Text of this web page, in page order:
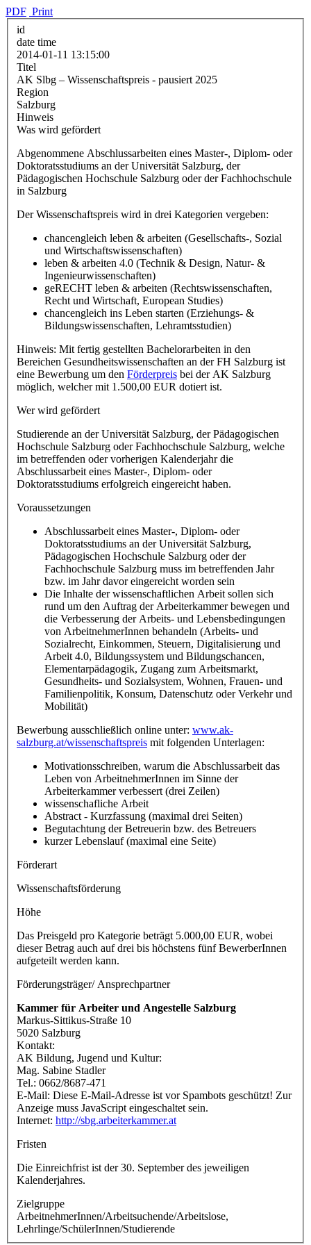
PDF Print
id
date time
2014-01-11 13:15:00
Titel
AK Slbg – Wissenschaftspreis - pausiert 2025
Region
Salzburg
Hinweis
Was wird gefördert
Abgenommene Abschlussarbeiten eines Master-, Diplom- oder
Doktoratsstudiums an der Universität Salzburg, der
Pädagogischen Hochschule Salzburg oder der Fachhochschule
in Salzburg
Der Wissenschaftspreis wird in drei Kategorien vergeben:
chancengleich leben & arbeiten (Gesellschafts-, Sozial
und Wirtschaftswissenschaften)
leben & arbeiten 4.0 (Technik & Design, Natur- &
Ingenieurwissenschaften)
geRECHT leben & arbeiten (Rechtswissenschaften,
Recht und Wirtschaft, European Studies)
chancengleich ins Leben starten (Erziehungs- &
Bildungswissenschaften, Lehramtsstudien)
Hinweis: Mit fertig gestellten Bachelorarbeiten in den
Bereichen Gesundheitswissenschaften an der FH Salzburg ist
eine Bewerbung um den Förderpreis bei der AK Salzburg
möglich, welcher mit 1.500,00 EUR dotiert ist.
Wer wird gefördert
Studierende an der Universität Salzburg, der Pädagogischen
Hochschule Salzburg oder Fachhochschule Salzburg, welche
im betreffenden oder vorherigen Kalenderjahr die
Abschlussarbeit eines Master-, Diplom- oder
Doktoratsstudiums erfolgreich eingereicht haben.
Voraussetzungen
Abschlussarbeit eines Master-, Diplom- oder
Doktoratsstudiums an der Universität Salzburg,
Pädagogischen Hochschule Salzburg oder der
Fachhochschule Salzburg muss im betreffenden Jahr
bzw. im Jahr davor eingereicht worden sein
Die Inhalte der wissenschaftlichen Arbeit sollen sich
rund um den Auftrag der Arbeiterkammer bewegen und
die Verbesserung der Arbeits- und Lebensbedingungen
von ArbeitnehmerInnen behandeln (Arbeits- und
Sozialrecht, Einkommen, Steuern, Digitalisierung und
Arbeit 4.0, Bildungssystem und Bildungschancen,
Elementarpädagogik, Zugang zum Arbeitsmarkt,
Gesundheits- und Sozialsystem, Wohnen, Frauen- und
Familienpolitik, Konsum, Datenschutz oder Verkehr und
Mobilität)
Bewerbung ausschließlich online unter: www.ak-
salzburg.at/wissenschaftspreis mit folgenden Unterlagen:
Motivationsschreiben, warum die Abschlussarbeit das
Leben von ArbeitnehmerInnen im Sinne der
Arbeiterkammer verbessert (drei Zeilen)
wissenschafliche Arbeit
Abstract - Kurzfassung (maximal drei Seiten)
Begutachtung der Betreuerin bzw. des Betreuers
kurzer Lebenslauf (maximal eine Seite)
Förderart
Wissenschaftsförderung
Höhe
Das Preisgeld pro Kategorie beträgt 5.000,00 EUR, wobei
dieser Betrag auch auf drei bis höchstens fünf BewerberInnen
aufgeteilt werden kann.
Förderungsträger/ Ansprechpartner
Kammer für Arbeiter und Angestelle Salzburg
Markus-Sittikus-Straße 10
5020 Salzburg
Kontakt:
AK Bildung, Jugend und Kultur:
Mag. Sabine Stadler
Tel.: 0662/8687-471
E-Mail: Diese E-Mail-Adresse ist vor Spambots geschützt! Zur
Anzeige muss JavaScript eingeschaltet sein.
Internet: http://sbg.arbeiterkammer.at
Fristen
Die Einreichfrist ist der 30. September des jeweiligen
Kalenderjahres.
Zielgruppe
ArbeitnehmerInnen/Arbeitsuchende/Arbeitslose,
Lehrlinge/SchülerInnen/Studierende